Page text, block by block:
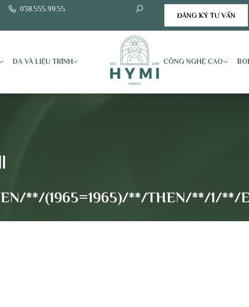
038.555.99.55
ĐĂNG KÝ TƯ VẤN
DA VÀ LIỆU TRÌNH CÔNG NGHỆ CAO
**/(1965=1965)/**/THEN/**/1/**/